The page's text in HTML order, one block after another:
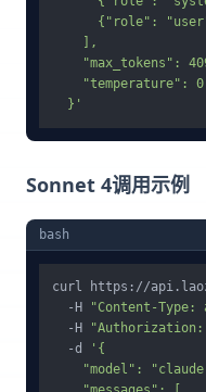
{"role":
    ],
"max_tokens":
"temperature":
  }'
Sonnet 4调用示例
bash
curl https://
  -H
"Content-
  -H
"Authorization:
  -d
'{
"model":